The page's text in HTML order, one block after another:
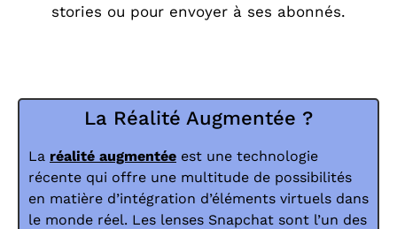
stories ou pour envoyer à ses abonnés.
La Réalité Augmentée ?
La réalité augmentée est une technologie
récente qui offre une multitude de possibilités
en matière d’intégration d’éléments virtuels dans
le monde réel. Les lenses Snapchat sont l’un des